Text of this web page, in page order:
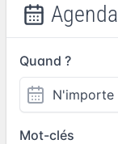
Agenda
Quand ?
Mot-clés